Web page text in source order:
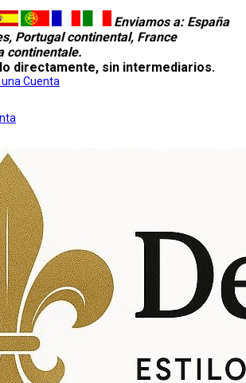
Enviamos a: España
Portugal continental, France
continentale.
directamente, sin intermediarios.
Cuenta